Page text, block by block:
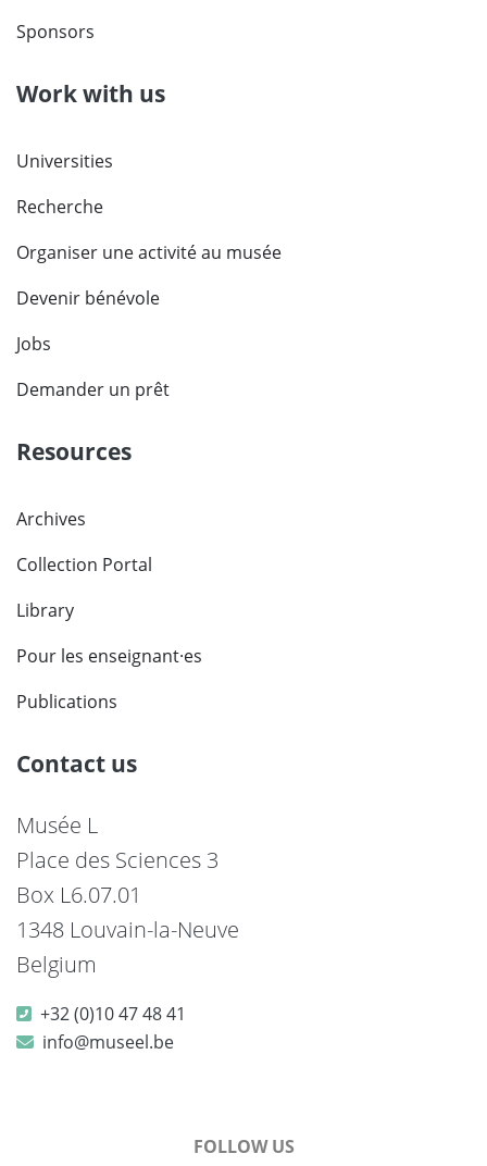
Sponsors
Work with us
Universities
Recherche
Organiser une activité au musée
Devenir bénévole
Jobs
Demander un prêt
Resources
Archives
Collection Portal
Library
Pour les enseignant·es
Publications
Contact us
Musée L
Place des Sciences 3
Box L6.07.01
1348 Louvain-la-Neuve
Belgium
+32 (0)10 47 48 41
info@museel.be
FOLLOW US